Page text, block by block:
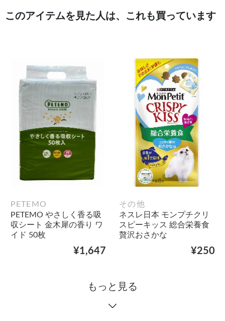
このアイテムを見た人は、これも買っています
PETEMO
PETEMO やさしく香る吸
収シート 金木犀の香り ワ
イド 50枚
¥1,647
その他
ネスレ日本 モンプチクリ
スピーキッス 総合栄養食
贅沢おさかな
¥250
もっと見る